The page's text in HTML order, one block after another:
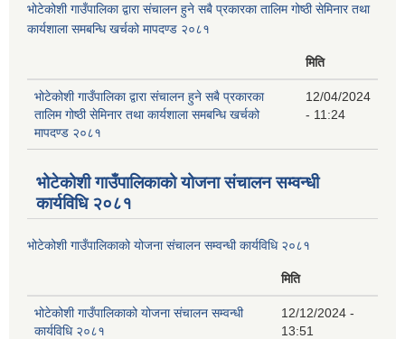
भोटेकोशी गाउँपालिका द्वारा संचालन हुने सबै प्रकारका तालिम गोष्ठी सेमिनार तथा
कार्यशाला समबन्धि खर्चको मापदण्ड २०८१
मिति
भोटेकोशी गाउँपालिका द्वारा संचालन हुने सबै प्रकारका
तालिम गोष्ठी सेमिनार तथा कार्यशाला समबन्धि खर्चको
मापदण्ड २०८१
12/04/2024
- 11:24
भोटेकोशी गाउँपालिकाको योजना संचालन सम्वन्धी
कार्यविधि २०८१
भोटेकोशी गाउँपालिकाको योजना संचालन सम्वन्धी कार्यविधि २०८१
मिति
भोटेकोशी गाउँपालिकाको योजना संचालन सम्वन्धी
कार्यविधि २०८१
12/12/2024 -
13:51